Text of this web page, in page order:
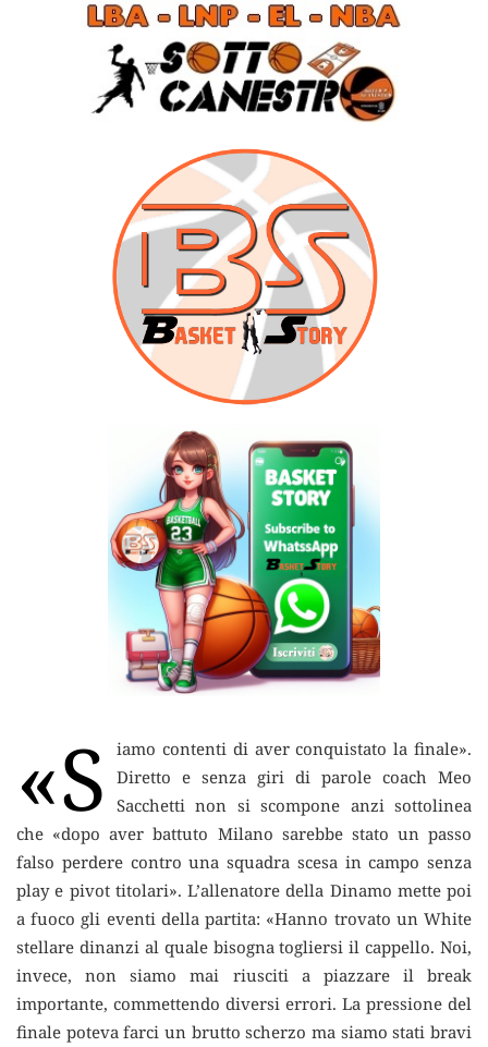
«S
iamo contenti di aver conquistato la finale».
Diretto e senza giri di parole coach Meo
Sacchetti non si scompone anzi sottolinea
che «dopo aver battuto Milano sarebbe stato un passo
falso perdere contro una squadra scesa in campo senza
play e pivot titolari». L’allenatore della Dinamo mette poi
a fuoco gli eventi della partita: «Hanno trovato un White
stellare dinanzi al quale bisogna togliersi il cappello. Noi,
invece, non siamo mai riusciti a piazzare il break
importante, commettendo diversi errori. La pressione del
finale poteva farci un brutto scherzo ma siamo stati bravi